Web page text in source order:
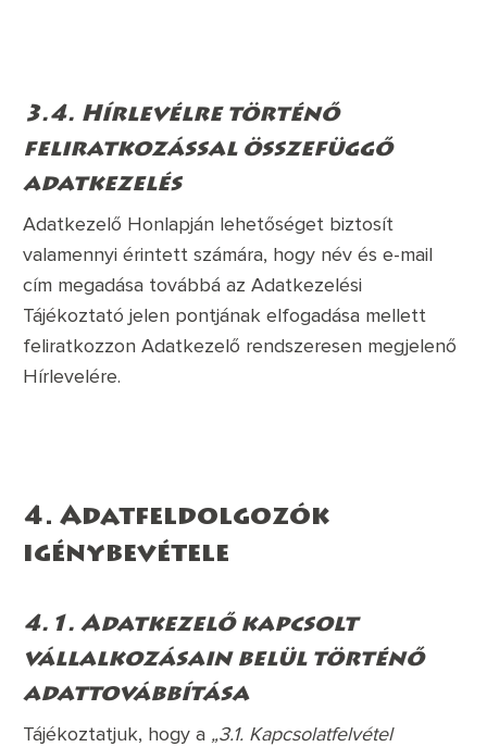
3.4. Hírlevélre történő
feliratkozással összefüggő
adatkezelés
Adatkezelő Honlapján lehetőséget biztosít
valamennyi érintett számára, hogy név és e-mail
cím megadása továbbá az Adatkezelési
Tájékoztató jelen pontjának elfogadása mellett
feliratkozzon Adatkezelő rendszeresen megjelenő
Hírlevelére.
4. Adatfeldolgozók
igénybevétele
4.1. Adatkezelő kapcsolt
vállalkozásain belül történő
adattovábbítása
Tájékoztatjuk, hogy a „3.1. Kapcsolatfelvétel